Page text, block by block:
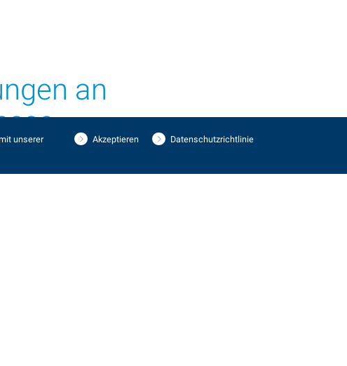
an
unserer
Akzeptieren Datenschutzrichtlinie